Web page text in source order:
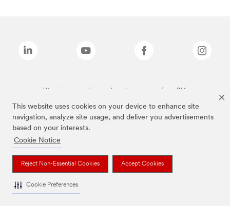
This website uses cookies on your device to enhance site
navigation, analyze site usage, and deliver you advertisements
based on your interests.
Cookie Notice
Reject Non-Essential Cookies Accept Cookies
Cookie Preferences
Wymienione marki są znakami towarowymi firmy 3M.